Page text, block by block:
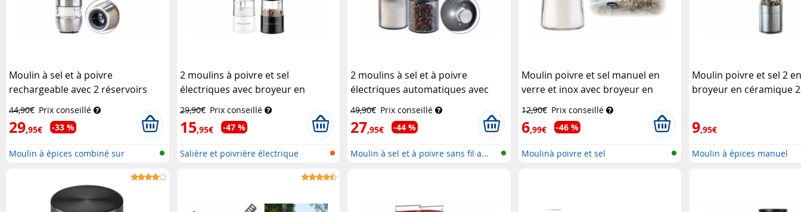
Moulin à sel et à poivre
rechargeable avec 2 réservoirs
Rosenstein & Söhne
44,90€ Prix conseillé
29,95€ -33 %
Moulin à épices combiné sur
2 moulins à poivre et sel
électriques avec broyeur en
céramique - Noir et Blanc
Rosenstein & Söhne
29,90€ Prix conseillé
15,95€ -47 %
Salière et poivrière électrique
2 moulins à sel et à poivre
électriques automatiques avec
Rosenstein & Söhne
49,90€ Prix conseillé
27,95€ -44 %
Moulin à sel et à poivre sans fil a...
Moulin poivre et sel manuel en
verre et inox avec broyeur en
céramique - 13 cm Pearl
12,90€ Prix conseillé
6,99€ -46 %
Moulinà poivre et sel
Moulin poivre et sel 2
broyeur en céramique
9,95€
Moulin à épices manuel